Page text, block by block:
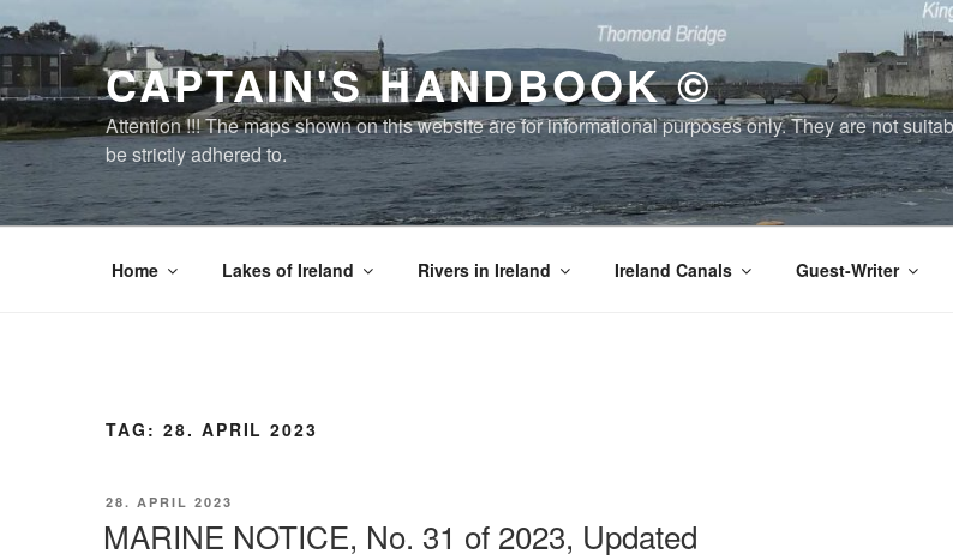
Inhalt
springen
CAPTAIN'S HANDBOOK ©
Attention !!! The maps shown on this website are for informational purposes only. They are not
be strictly adhered to.
Home Lakes of Ireland Rivers in Ireland Ireland Canals Guest-Writer
TAG: 28. APRIL 2023
VERÖFFENTLICHT
28. APRIL 2023
MARINE NOTICE, No. 31 of 2023, Updated